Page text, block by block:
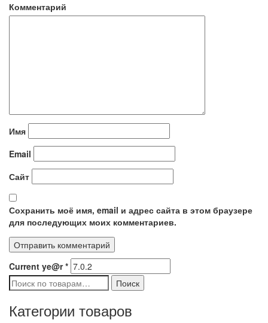
Комментарий
Имя
Email
Сайт
Сохранить моё имя, email и адрес сайта в этом браузере
для последующих моих комментариев.
Current ye@r*
Искать:
Поиск
Категории товаров